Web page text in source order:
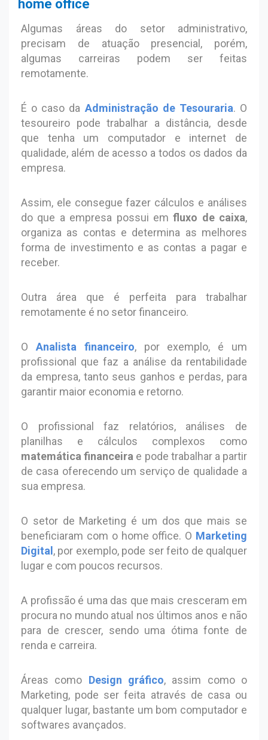
home office
Algumas áreas do setor administrativo,
precisam de atuação presencial, porém,
algumas carreiras podem ser feitas
remotamente.
É o caso da Administração de Tesouraria. O
tesoureiro pode trabalhar a distância, desde
que tenha um computador e internet de
qualidade, além de acesso a todos os dados da
empresa.
Assim, ele consegue fazer cálculos e análises
do que a empresa possui emfluxo de caixa,
organiza as contas e determina as melhores
forma de investimento e as contas a pagar e
receber.
Outra área que é perfeita para trabalhar
remotamente é no setor financeiro.
O Analista financeiro, por exemplo, é um
profissional que faz a análise da rentabilidade
da empresa, tanto seus ganhos e perdas, para
garantir maior economia e retorno.
O profissional faz relatórios, análises de
planilhas e cálculos complexos como
matemática financeira e pode trabalhar a partir
de casa oferecendo um serviço de qualidade a
sua empresa.
O setor de Marketing é um dos que mais se
beneficiaram com o home office. O Marketing
Digital , por exemplo, pode ser feito de qualquer
lugar e com poucos recursos.
A profissão é uma das que mais cresceram em
procura no mundo atual nos últimos anos e não
para de crescer, sendo uma ótima fonte de
renda e carreira.
Áreas como Design gráfico, assim como o
Marketing, pode ser feita através de casa ou
qualquer lugar, bastante um bom computador e
softwares avançados.